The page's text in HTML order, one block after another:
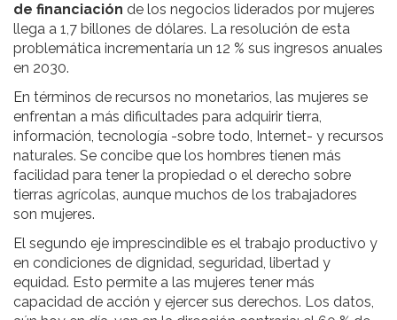
de financiación de los negocios liderados por mujeres
llega a 1,7 billones de dólares. La resolución de esta
problemática incrementaría un 12 % sus ingresos anuales
en 2030.
En términos de recursos no monetarios, las mujeres se
enfrentan a más dificultades para adquirir tierra,
información, tecnología -sobre todo, Internet- y recursos
naturales. Se concibe que los hombres tienen más
facilidad para tener la propiedad o el derecho sobre
tierras agrícolas, aunque muchos de los trabajadores
son mujeres.
El segundo eje imprescindible es el trabajo productivo y
en condiciones de dignidad, seguridad, libertad y
equidad. Esto permite a las mujeres tener más
capacidad de acción y ejercer sus derechos. Los datos,